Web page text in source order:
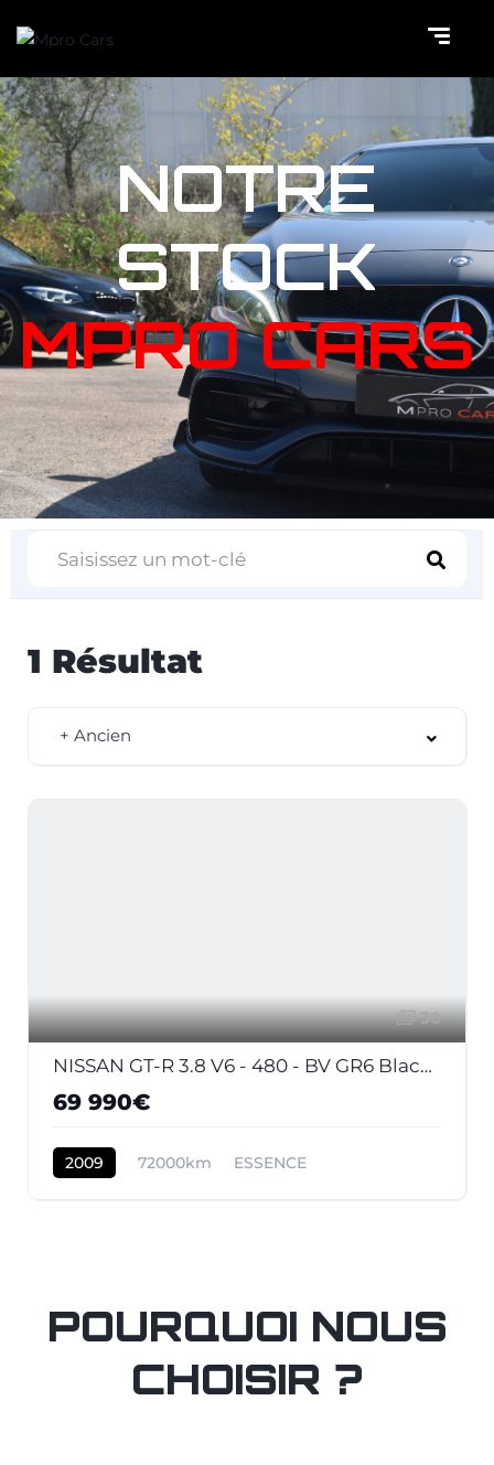
NOTRE
STOCK
MPRO CARS
1 Résultat
+ Ancien
30
NISSAN GT-R 3.8 V6 - 480 - BV GR6 Black Edition
69 990€
2009 72000km ESSENCE
POURQUOI NOUS
CHOISIR ?